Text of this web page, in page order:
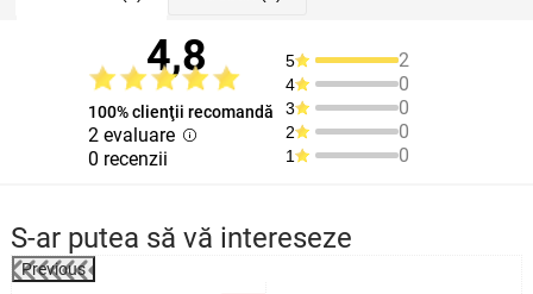
4,8
100% clienţii recomandă
2 evaluare
0 recenzii
5 2
4 0
3 0
2 0
1 0
S-ar putea să vă intereseze
Previous